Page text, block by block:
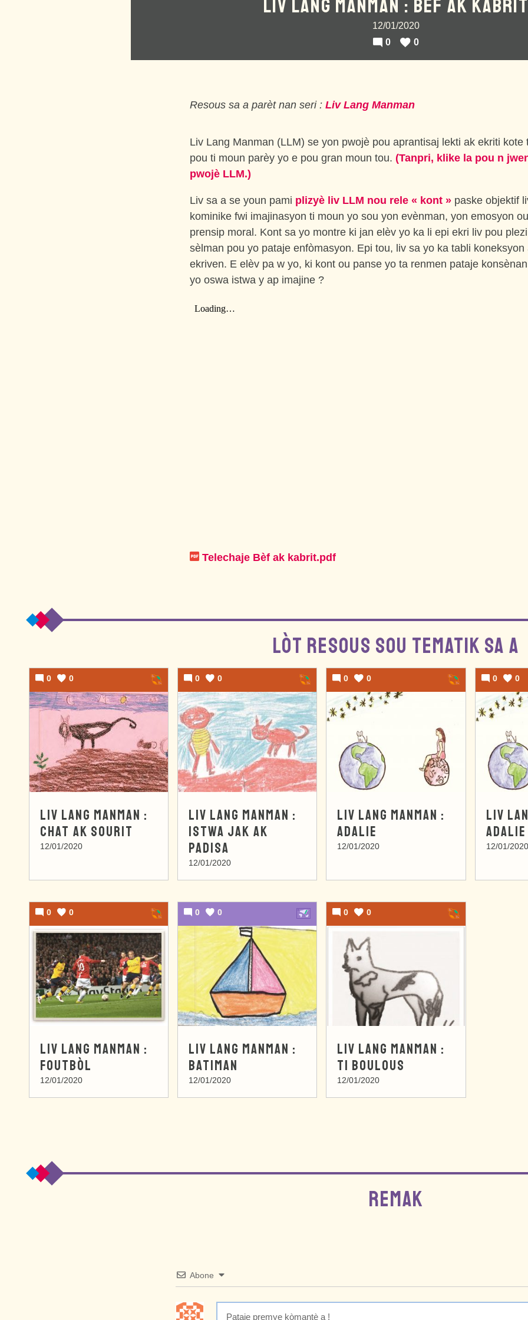
LIV LANG MANMAN : BÈF AK KABRIT
12/01/2020
0 0
Resous sa a parèt nan seri : Liv Lang Manman
Liv Lang Manman (LLM) se yon pwojè pou aprantisaj lekti ak ekriti kote
pou ti moun parèy yo e pou gran moun tou. (Tanpri, klike la pou n
pwojè LLM.)
Liv sa a se youn pami plizyè liv LLM nou rele « kont » paske objektif
kominike fwi imajinasyon ti moun yo sou yon evènman, yon emosyon
prensip moral. Kont sa yo montre ki jan elèv yo ka li epi ekri liv pou
sèlman pou yo pataje enfòmasyon. Epi tou, liv sa yo ka tabli koneksyon
ekriven. E elèv pa w yo, ki kont ou panse yo ta renmen pataje
yo oswa istwa y ap imajine ?
Telechaje Bèf ak kabrit.pdf
LÒT RESOUS SOU TEMATIK SA A
0 0
LIV LANG MANMAN :
CHAT AK SOURIT
12/01/2020
0 0
LIV LANG MANMAN :
ISTWA JAK AK
PADISA
12/01/2020
0 0
LIV LANG MANMAN :
ADALIE
12/01/2020
0 0
LIV
ADALIE
12/01/2020
0 0
LIV LANG MANMAN :
FOUTBÒL
12/01/2020
0 0
LIV LANG MANMAN :
BATIMAN
12/01/2020
0 0
LIV LANG MANMAN :
TI BOULOUS
12/01/2020
REMAK
Abone